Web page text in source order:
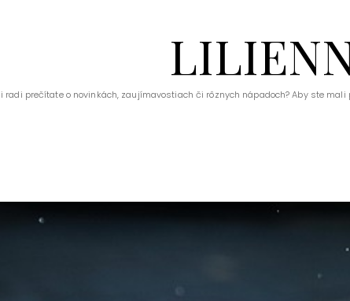
radi prečítate o novinkách, zaujímavostiach či rôznych nápadoch? Aby ste